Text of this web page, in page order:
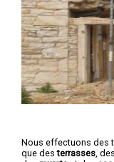
Nous effectuons des
que desterrasses , des